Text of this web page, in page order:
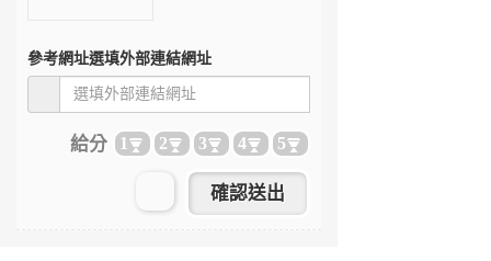
參考網址選填外部連結網址
給分 1 2 3 4 5